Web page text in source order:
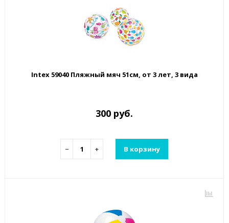
Intex 59040 Пляжный мяч 51см, от 3 лет, 3 вида
300 руб.
− + В корзину